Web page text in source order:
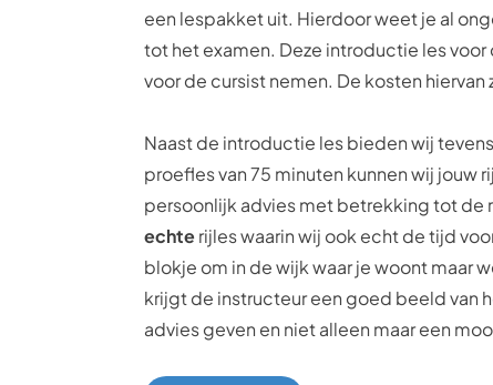
een lespakket uit. Hierdoor weet je al
tot het examen. Deze introductie les
voor de cursist nemen. De kosten
Naast de introductie les bieden wij
proefles van 75 minuten kunnen wij jouw
persoonlijk advies met betrekking tot de
echterijles waarin wij ook echt de tijd
blokje om in de wijk waar je woont maar
krijgt de instructeur een goed beeld van
advies geven en niet alleen maar een